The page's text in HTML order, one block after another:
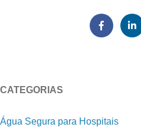
CATEGORIAS
Água Segura para Hospitais